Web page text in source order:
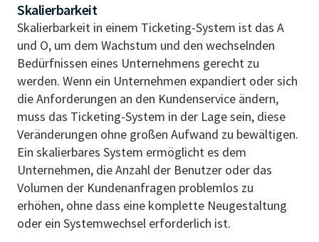
Skalierbarkeit
Skalierbarkeit in einem Ticketing-System ist das A
und O, um dem Wachstum und den wechselnden
Bedürfnissen eines Unternehmens gerecht zu
werden. Wenn ein Unternehmen expandiert oder sich
die Anforderungen an den Kundenservice ändern,
muss das Ticketing-System in der Lage sein, diese
Veränderungen ohne großen Aufwand zu bewältigen.
Ein skalierbares System ermöglicht es dem
Unternehmen, die Anzahl der Benutzer oder das
Volumen der Kundenanfragen problemlos zu
erhöhen, ohne dass eine komplette Neugestaltung
oder ein Systemwechsel erforderlich ist.